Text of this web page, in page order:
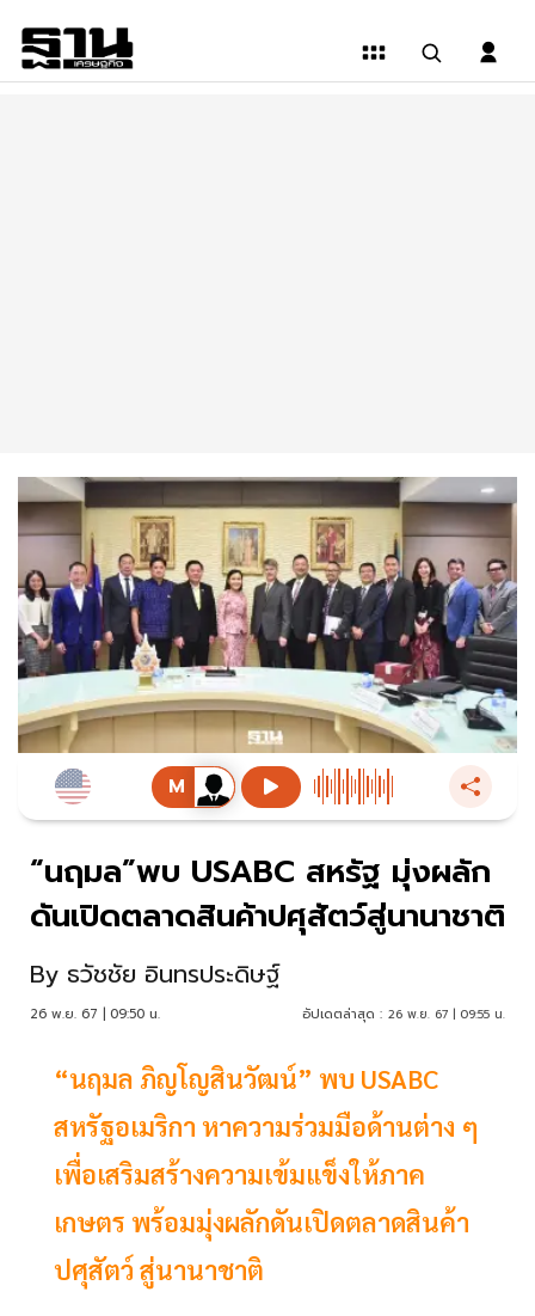
“นฤมล”พบ USABC สหรัฐ มุ่งผลัก
ดันเปิดตลาดสินค้าปศุสัตว์สู่นานาชาติ
By ธวัชชัย อินทรประดิษฐ์
26 พ.ย. 67 | 09:50 น. อัปเดตล่าสุด : 26 พ.ย. 67 | 09:55 น.
“นฤมล ภิญโญสินวัฒน์” พบ USABC
สหรัฐอเมริกา หาความร่วมมือด้านต่าง ๆ
เพื่อเสริมสร้างความเข้มแข็งให้ภาค
เกษตร พร้อมมุ่งผลักดันเปิดตลาดสินค้า
ปศุสัตว์ สู่นานาชาติ